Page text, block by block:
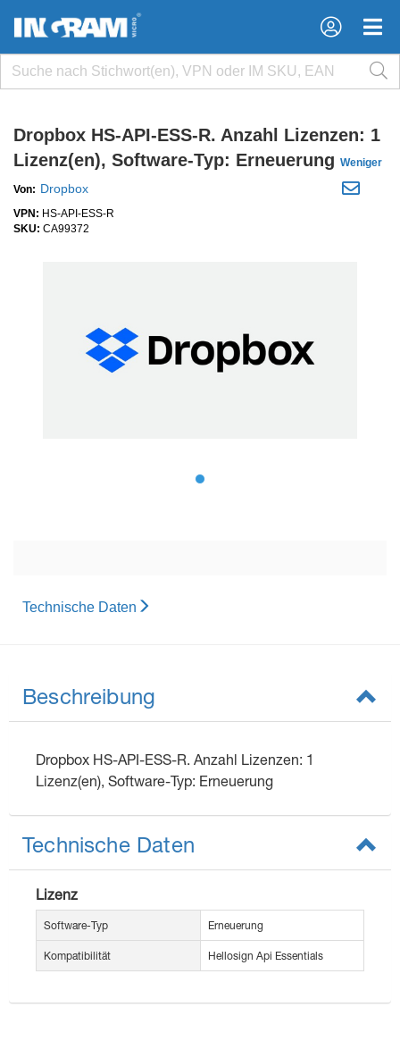
×
×
Dropbox HS-API-ESS-R. Anzahl Lizenzen: 1
Lizenz(en), Software-Typ: Erneuerung Weniger
Von: Dropbox
VPN: HS-API-ESS-R
SKU: CA99372
Technische Daten
Beschreibung
Dropbox HS-API-ESS-R. Anzahl Lizenzen: 1
Lizenz(en), Software-Typ: Erneuerung
Technische Daten
Lizenz
Software-Typ Erneuerung
Kompatibilität Hellosign Api Essentials